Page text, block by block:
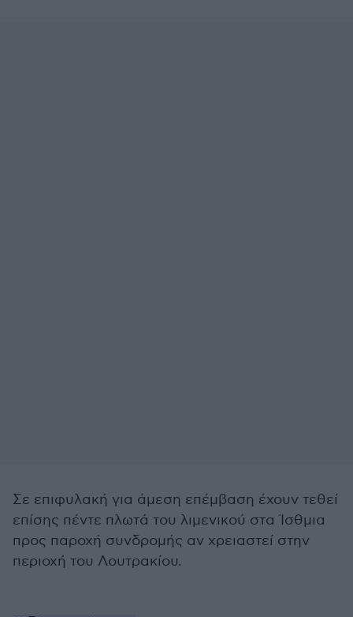
Σε επιφυλακή για άμεση επέμβαση έχουν τεθεί
επίσης πέντε πλωτά του λιμενικού στα Ίσθμια
προς παροχή συνδρομής αν χρειαστεί στην
περιοχή του Λουτρακίου.